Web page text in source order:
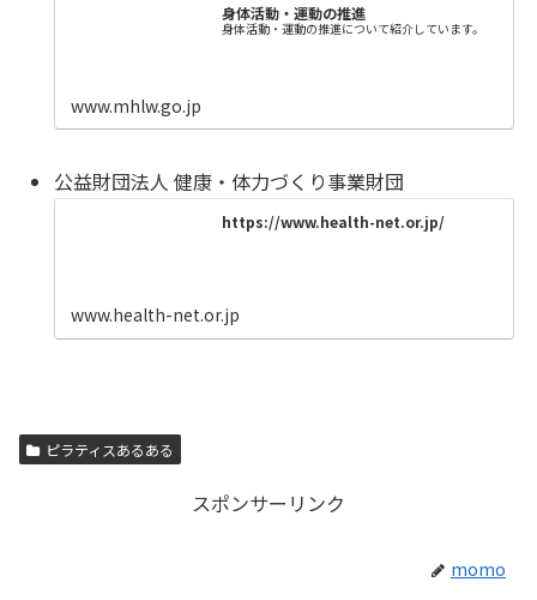
身体活動・運動の推進
身体活動・運動の推進について紹介しています。
www.mhlw.go.jp
公益財団法人 健康・体力づくり事業財団
https://www.health-net.or.jp/
www.health-net.or.jp
ピラティスあるある
スポンサーリンク
momo